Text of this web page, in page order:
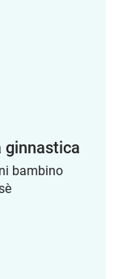
ginnastica
bambino